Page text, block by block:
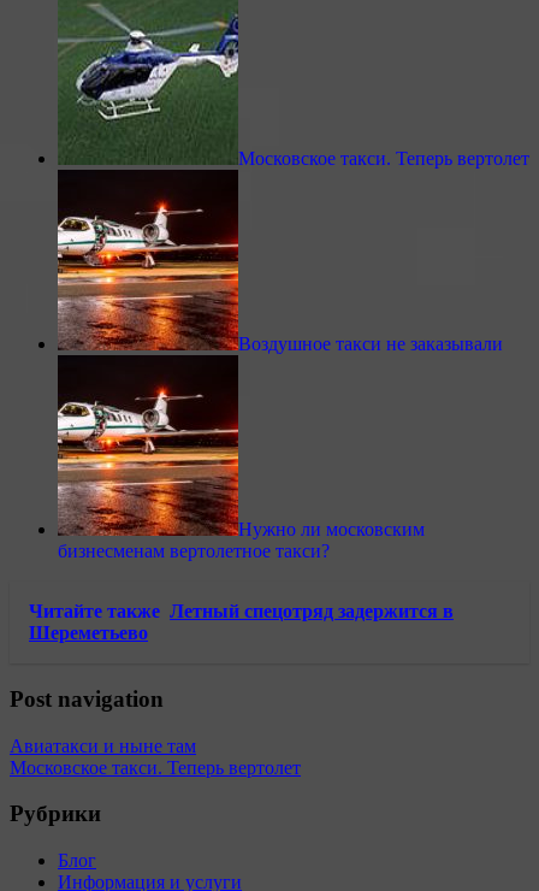
Московское такси. Теперь вертолет
Воздушное такси не заказывали
Нужно ли московским
бизнесменам вертолетное такси?
Читайте также Летный спецотряд задержится в
Шереметьево
Post navigation
Авиатакси и ныне там
Московское такси. Теперь вертолет
Рубрики
Блог
Информация и услуги